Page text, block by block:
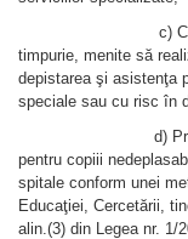
c) Constituie
timpurie, menite să
depistarea şi asistenţa
speciale sau cu risc în
d) Propune
pentru copiii
spitale conform unei
Educaţiei, Cercetării,
alin.(3) din Legea nr. 1/